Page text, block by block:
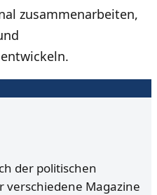
zusammenarbeiten,
der politischen
Magazine